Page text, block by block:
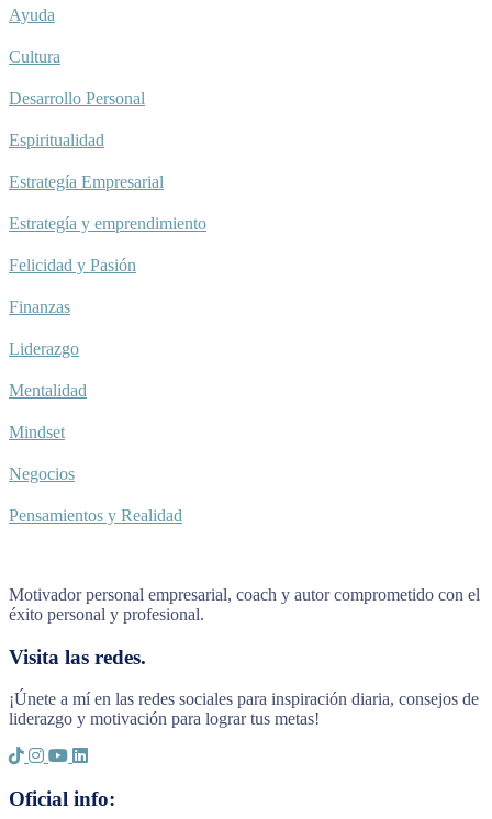
Ayuda
Cultura
Desarrollo Personal
Espiritualidad
Estrategía Empresarial
Estrategía y emprendimiento
Felicidad y Pasión
Finanzas
Liderazgo
Mentalidad
Mindset
Negocios
Pensamientos y Realidad
Motivador personal empresarial, coach y autor comprometido con el
éxito personal y profesional.
Visita las redes.
¡Únete a mí en las redes sociales para inspiración diaria, consejos de
liderazgo y motivación para lograr tus metas!
Oficial info: